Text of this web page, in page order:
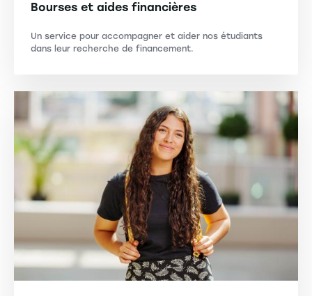
Bourses et aides financières
Un service pour accompagner et aider nos étudiants
dans leur recherche de financement.